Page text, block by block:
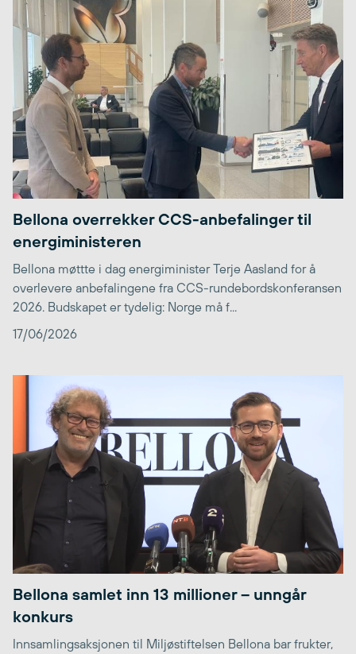
Bellona overrekker CCS-anbefalinger til
energiministeren
Bellona møttte i dag energiminister Terje Aasland for å
overlevere anbefalingene fra CCS-rundebordskonferansen
2026. Budskapet er tydelig: Norge må f...
17/06/2026
Bellona samlet inn 13 millioner – unngår
konkurs
Innsamlingsaksjonen til Miljøstiftelsen Bellona bar frukter,